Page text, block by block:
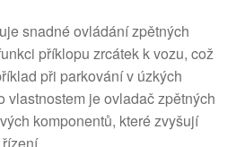
snadné ovládání zpětných
příklopu zrcátek k vozu, což
při parkování v úzkých
vlastnostem je ovladač zpětných
komponentů, které zvyšují